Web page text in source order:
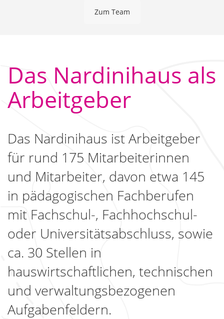
Zum Team
Das Nardinihaus als
Arbeitgeber
Das Nardinihaus ist Arbeitgeber
für rund 175 Mitarbeiterinnen
und Mitarbeiter, davon etwa 145
in pädagogischen Fachberufen
mit Fachschul-, Fachhochschul-
oder Universitätsabschluss, sowie
ca. 30 Stellen in
hauswirtschaftlichen, technischen
und verwaltungsbezogenen
Aufgabenfeldern.